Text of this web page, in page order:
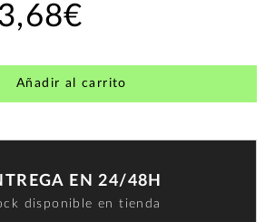
Añadir al carrito
EN 24/48H
disponible en tienda